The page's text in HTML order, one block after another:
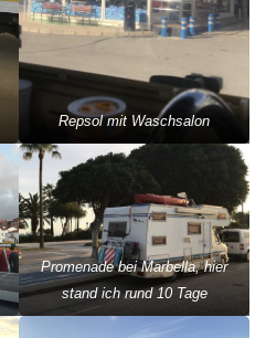
Repsol mit Waschsalon
Promenade bei Marbella, hier
stand ich rund 10 Tage